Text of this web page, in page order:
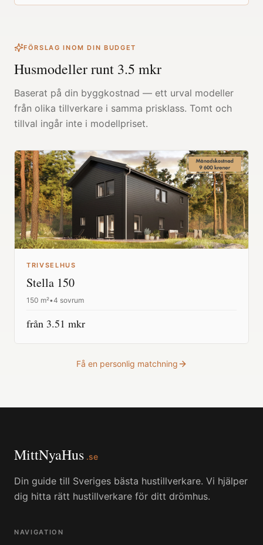
FÖRSLAG INOM DIN BUDGET
Husmodeller runt 3.5 mkr
Baserat på din byggkostnad — ett urval modeller
från olika tillverkare i samma prisklass. Tomt och
tillval ingår inte i modellpriset.
TRIVSELHUS
Stella 150
150 m²•4 sovrum
från 3.51 mkr
Få en personlig matchning
MittNyaHus .se
Din guide till Sveriges bästa hustillverkare. Vi hjälper
dig hitta rätt hustillverkare för ditt drömhus.
NAVIGATION